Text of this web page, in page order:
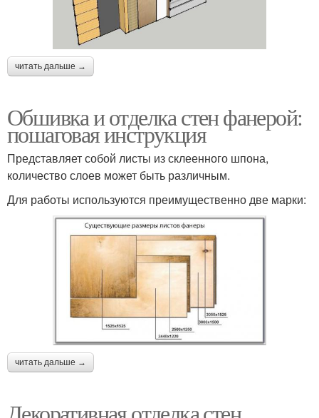
читать дальше →
Обшивка и отделка стен фанерой:
пошаговая инструкция
Представляет собой листы из склеенного шпона,
количество слоев может быть различным.
Для работы используются преимущественно две марки:
читать дальше →